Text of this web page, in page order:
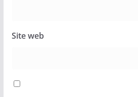
Site web